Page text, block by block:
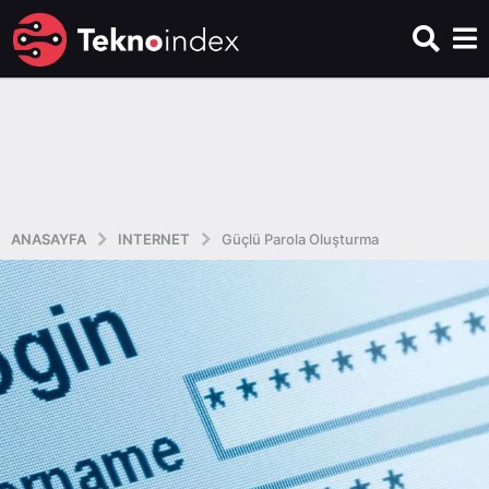
ANASAYFA INTERNET Güçlü Parola Oluşturma